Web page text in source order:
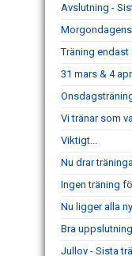
Avslutning -
Morgondagens
Träning
31 mars & 4
Vi tränar som
Viktigt...
Nu drar
Ingen träning
Nu ligger alla
Bra
Jullov - Sista